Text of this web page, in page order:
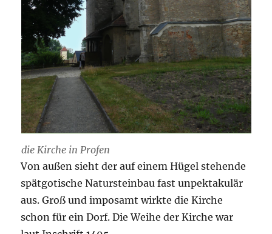
die Kirche in Profen
Von außen sieht der auf einem Hügel stehende
spätgotische Natursteinbau fast unpektakulär
aus. Groß und imposamt wirkte die Kirche
schon für ein Dorf. Die Weihe der Kirche war